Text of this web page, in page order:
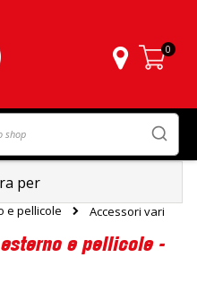
Carrello
0
e pellicole Accessori vari
e pellicole -
per